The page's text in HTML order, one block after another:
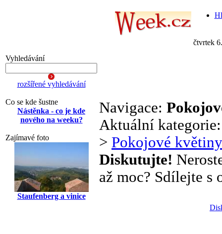
čtvrtek
Vyhledávání
rozšířené vyhledávání
Co se kde šustne
Nástěnka - co je kde
nového na weeku?
Zajímavé foto
Staufenberg a vinice
Navigace:
Aktuální
> Pokojové květiny
Diskutujte!
až moc? Sdílejte s